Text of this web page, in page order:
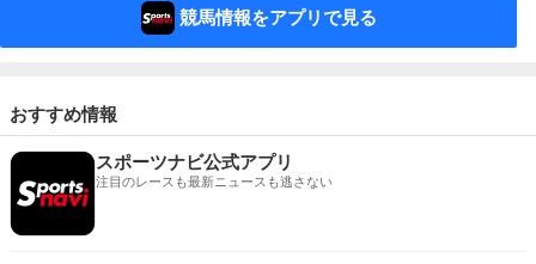
競馬情報をアプリで見る
おすすめ情報
スポーツナビ公式アプリ
注目のレースも最新ニュースも逃さない